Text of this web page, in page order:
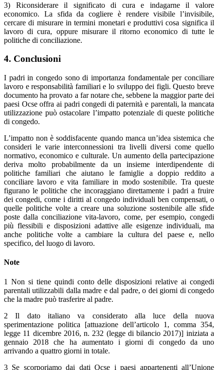
3) Riconsiderare il significato di cura e indagarne il valore
economico. La sfida da cogliere è rendere visibile l’invisibile,
cercare di misurare in termini monetari e produttivi cosa significa il
lavoro di cura, oppure misurare il ritorno economico di tutte le
politiche di conciliazione.
4. Conclusioni
I padri in congedo sono di importanza fondamentale per conciliare
lavoro e responsabilità familiari e lo sviluppo dei figli. Questo breve
documento ha provato a far notare che, sebbene la maggior parte dei
paesi Ocse offra ai padri congedi di paternità e parentali, la mancata
utilizzazione può ostacolare l’impatto potenziale di queste politiche
di congedo.
L’impatto non è soddisfacente quando manca un’idea sistemica che
consideri le varie interconnessioni tra livelli diversi come quello
normativo, economico e culturale. Un aumento della partecipazione
deriva molto probabilmente da un insieme interdipendente di
politiche familiari che aiutano le famiglie a doppio reddito a
conciliare lavoro e vita familiare in modo sostenibile. Tra queste
figurano le politiche che incoraggiano direttamente i padri a fruire
dei congedi, come i diritti al congedo individuali ben compensati, o
quelle politiche volte a creare una soluzione sostenibile alle sfide
poste dalla conciliazione vita-lavoro, come, per esempio, congedi
più flessibili e disposizioni adattive alle esigenze individuali, ma
anche politiche volte a cambiare la cultura del paese e, nello
specifico, del luogo di lavoro.
Note
1 Non si tiene quindi conto delle disposizioni relative ai congedi
parentali utilizzabili dalla madre e dal padre, o dei giorni di congedo
che la madre può trasferire al padre.
2 Il dato italiano va considerato alla luce della nuova
sperimentazione politica [attuazione dell’articolo 1, comma 354,
legge 11 dicembre 2016, n. 232 (legge di bilancio 2017)] iniziata a
gennaio 2018 che ha aumentato i giorni di congedo da uno
arrivando a quattro giorni in totale.
3 Se scorporiamo dai dati Ocse i paesi appartenenti all’Unione